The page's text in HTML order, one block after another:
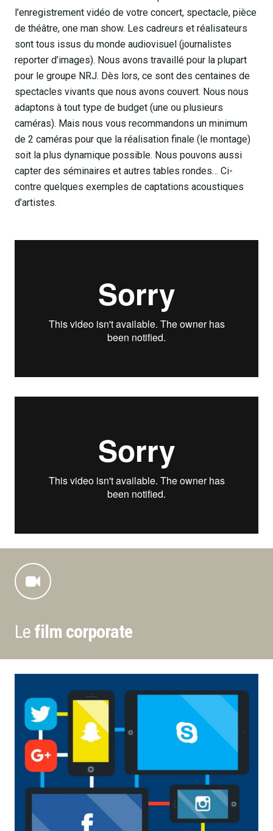
l’enregistrement vidéo de votre concert, spectacle, pièce
de théâtre, one man show. Les cadreurs et réalisateurs
sont tous issus du monde audiovisuel (journalistes
reporter d’images). Nous avons travaillé pour la plupart
pour le groupe NRJ. Dès lors, ce sont des centaines de
spectacles vivants que nous avons couvert. Nous nous
adaptons à tout type de budget (une ou plusieurs
caméras). Mais nous vous recommandons un minimum
de 2 caméras pour que la réalisation finale (le montage)
soit la plus dynamique possible. Nous pouvons aussi
capter des séminaires et autres tables rondes… Ci-
contre quelques exemples de captations acoustiques
d’artistes.
Le film corporate